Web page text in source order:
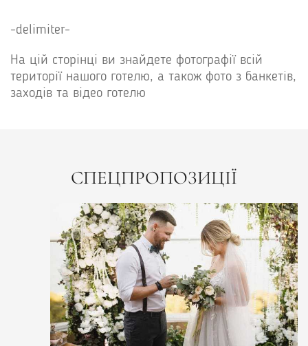
-delimiter-
На цій сторінці ви знайдете фотографії всій
території нашого готелю, а також фото з банкетів,
заходів та відео готелю
СПЕЦПРОПОЗИЦІЇ